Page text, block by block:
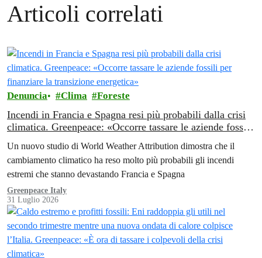
Articoli correlati
Denuncia Clima Foreste
Incendi in Francia e Spagna resi più probabili dalla crisi
climatica. Greenpeace: «Occorre tassare le aziende fossili
Un nuovo studio di World Weather Attribution dimostra che il
cambiamento climatico ha reso molto più probabili gli incendi
estremi che stanno devastando Francia e Spagna
Greenpeace Italy
31 Luglio 2026